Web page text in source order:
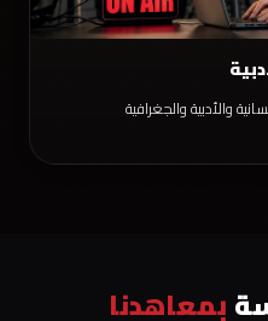
والأدبية والجغرافية
بمعاهدنا